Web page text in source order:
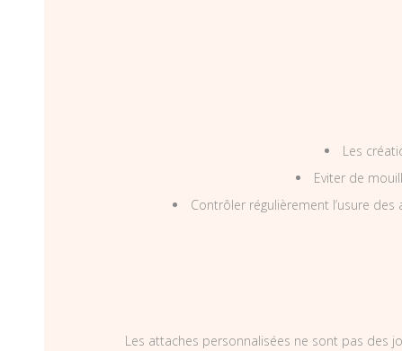
Les
Eviter de
Contrôler régulièrement l’usure
Les attaches personnalisées ne sont pas des